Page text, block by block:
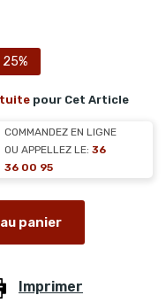
pour Cet Article
COMMANDEZ EN LIGNE
OU APPELLEZ LE: 36
36 00 95
panier
Imprimer